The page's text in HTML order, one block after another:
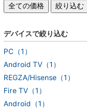
デバイスで絞り込む
PC（1）
Android TV（1）
REGZA/Hisense（1）
Fire TV（1）
Android（1）